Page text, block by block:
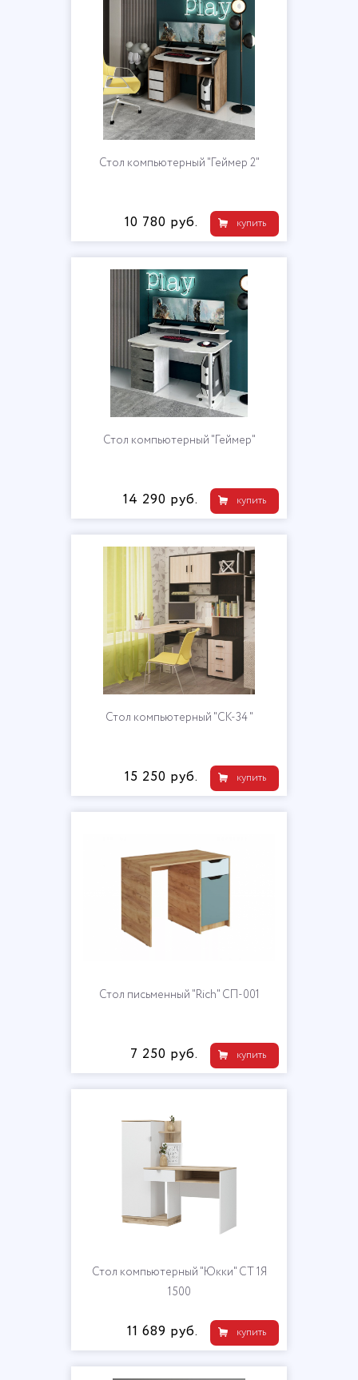
Стол компьютерный "Геймер 2"
купить
10 780 руб.
Стол компьютерный "Геймер"
купить
14 290 руб.
Стол компьютерный "СК-34 "
купить
15 250 руб.
Стол письменный "Rich" СП-001
купить
7 250 руб.
Стол компьютерный "Юкки" СТ 1Я
1500
купить
11 689 руб.